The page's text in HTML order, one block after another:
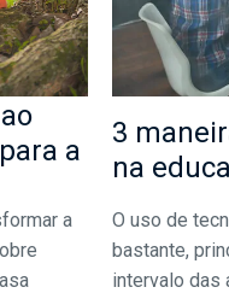
a
a
3
na
O uso de
bastante,
intervalo das